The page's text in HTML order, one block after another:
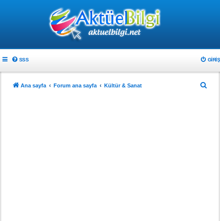
SSS GIRIŞ
Ana sayfa Forum ana sayfa Kültür & Sanat